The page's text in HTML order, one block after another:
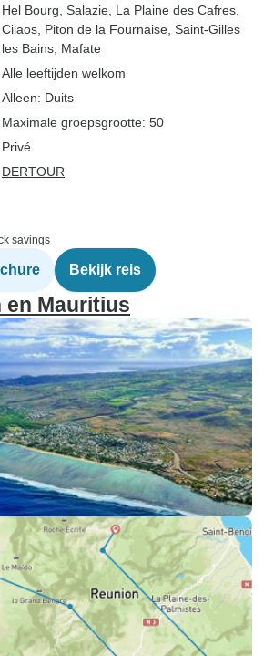
Hel Bourg , Salazie , La Plaine des Cafres
Cilaos , Piton de la Fournaise , Saint-Gilles
les Bains , Mafate
Alle leeftijden welkom
Alleen: Duits
Maximale groepsgrootte: 50
Privé
DERTOUR
savings
Bekijk reis
en Mauritius